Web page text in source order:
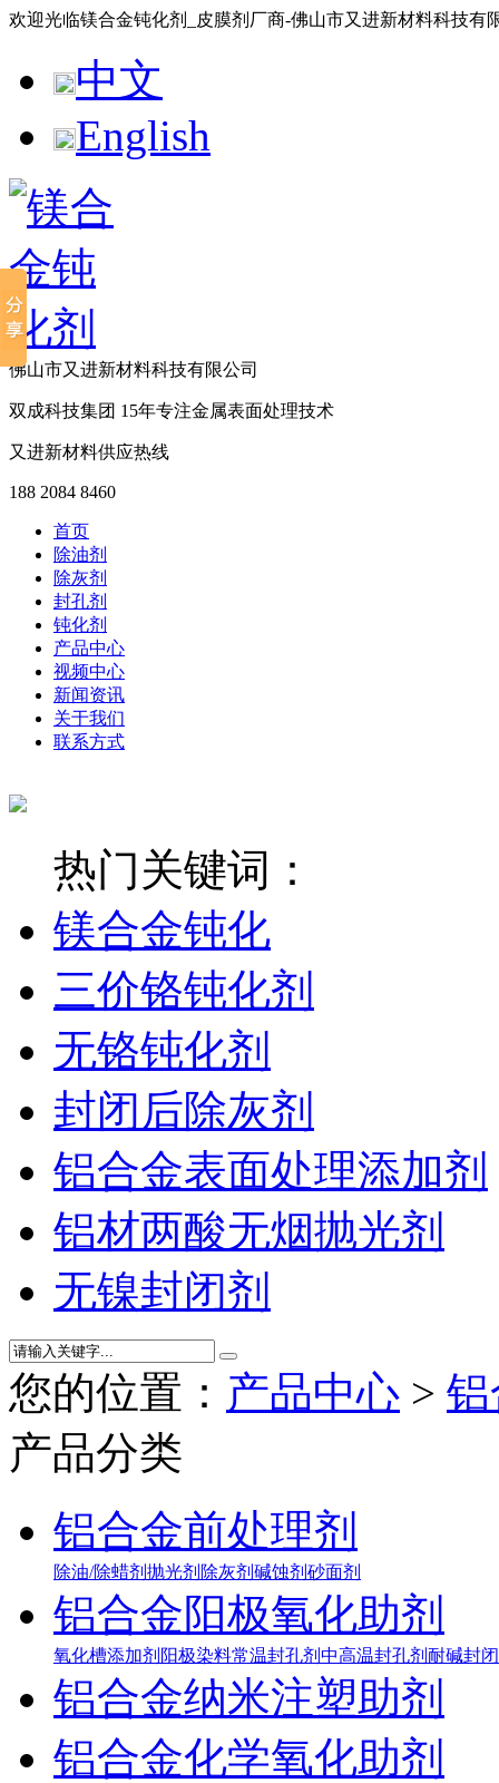
欢迎光临镁合金钝化剂_皮膜剂厂商-佛山市又进新材料科技有
中文
English
佛山市又进新材料科技有限公司
双成科技集团 15年专注金属表面处理技术
又进新材料供应热线
188 2084 8460
首页
除油剂
除灰剂
封孔剂
钝化剂
产品中心
视频中心
新闻资讯
关于我们
联系方式
热门关键词：
镁合金钝化
三价铬钝化剂
无铬钝化剂
封闭后除灰剂
铝合金表面处理添加剂
铝材两酸无烟抛光剂
无镍封闭剂
您的位置： 产品中心 >
产品分类
铝合金前处理剂
除油/除蜡剂 抛光剂 除灰剂 碱蚀剂 砂面剂
铝合金阳极氧化助剂
氧化槽添加剂 阳极染料常温封孔剂 中高温封孔剂 耐碱封
铝合金纳米注塑助剂
铝合金化学氧化助剂